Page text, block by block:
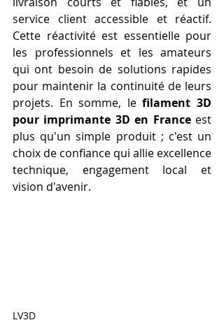
service client accessible et réactif.
Cette réactivité est essentielle pour
les professionnels et les amateurs
qui ont besoin de solutions rapides
pour maintenir la continuité de leurs
projets. En somme, le filament 3D
pour imprimante 3D en France est
plus qu'un simple produit ; c'est un
choix de confiance qui allie excellence
technique, engagement local et
vision d'avenir.
LV3D